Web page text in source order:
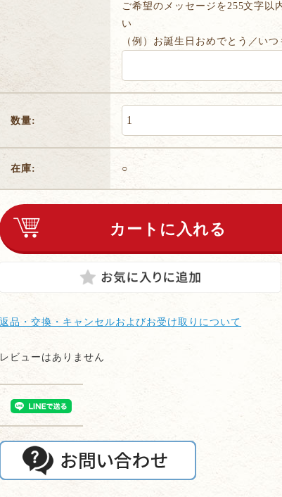
ご希望のメッセージを255文字以
い
（例）お誕生日おめでとう／い
数量:
在庫: ○
返品・交換・キャンセルおよびお受け取りについて
レビューはありません